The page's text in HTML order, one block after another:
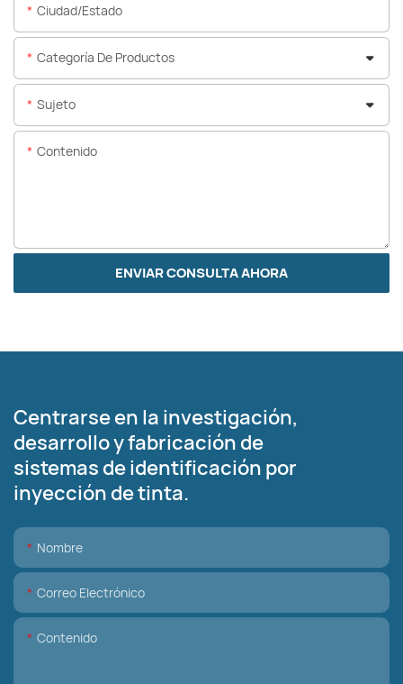
Ciudad/estado
Categoría De Productos
Sujeto
Contenido
ENVIAR CONSULTA AHORA
Centrarse en la investigación,
desarrollo y fabricación de
sistemas de identificación por
inyección de tinta.
Nombre
Correo Electrónico
Contenido